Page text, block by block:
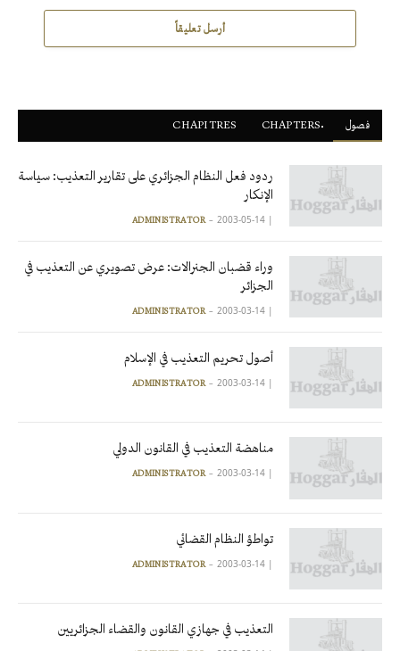
أرسل تعليقاً
فصول CHAPITRES
ردود فعل النظام الجزائري على تقارير التعذيب: سياسة
الإنكار
|
ADMINISTRATOR 2003-05-14
وراء قضبان الجنرالات: عرض تصويري عن التعذيب في
الجزائر
|
ADMINISTRATOR 2003-03-14
أصول تحريم التعذيب في الإسلام
|
ADMINISTRATOR 2003-03-14
مناهضة التعذيب في القانون الدولي
|
ADMINISTRATOR 2003-03-14
تواطؤ النظام القضائي
|
ADMINISTRATOR 2003-03-14
التعذيب في جهازي القانون والقضاء الجزائريين